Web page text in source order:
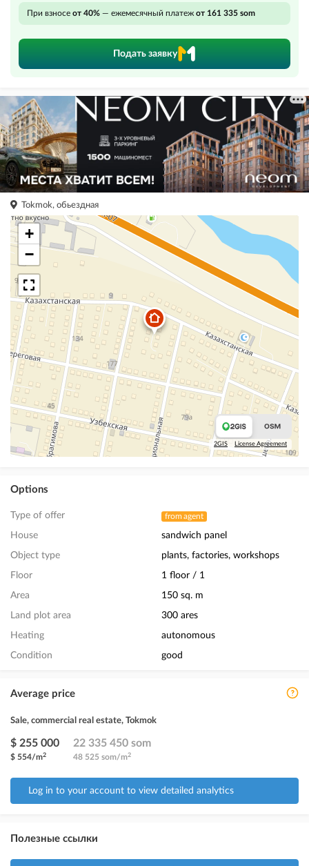
При взносе от 40% — ежемесячный платеж от 161 335 som
Подать заявку
Tokmok, обьездная
+
−
2GIS License Agreement
Options
Type of offer from agent
House sandwich panel
Object type plants, factories, workshops
Floor 1 floor / 1
Area 150 sq. m
Land plot area 300 ares
Heating autonomous
Condition good
Average price
Sale, commercial real estate, Tokmok
$ 255 000
$ 554/m2
22 335 450 som
48 525 som/m2
Log in to your account to view detailed analytics
Полезные ссылки